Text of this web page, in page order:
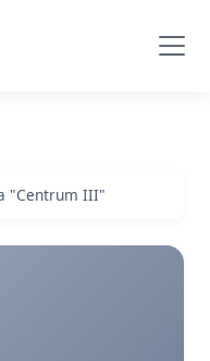
"Centrum III"